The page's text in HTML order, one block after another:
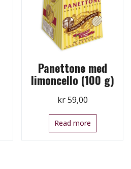
Panettone med
limoncello (100 g)
kr59,00
Read more